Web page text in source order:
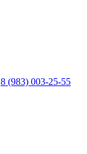
8 (983) 003-25-55